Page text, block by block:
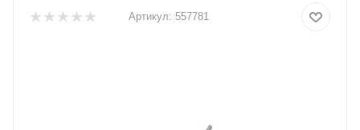
Артикул: 557781